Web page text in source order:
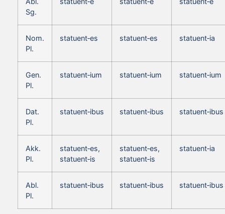
Sg.
Nom.
Pl.
statuent‑es statuent‑es statuent‑ia
Gen.
Pl.
statuent‑ium statuent‑ium statuent‑ium
Dat.
Pl.
statuent‑ibus statuent‑ibus statuent‑ibus
Akk.
Pl.
statuent‑es,
statuent‑is
statuent‑es,
statuent‑is
statuent‑ia
Abl.
Pl.
statuent‑ibus statuent‑ibus statuent‑ibus